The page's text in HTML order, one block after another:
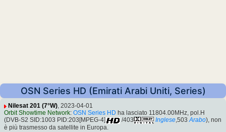
OSN Series HD (Emirati Arabi Uniti, Series)
Nilesat 201 (7°W), 2023-04-01
Orbit Showtime Network: OSN Series HD ha lasciato 11804.00MHz, pol.H
(DVB-S2 SID:1003 PID:203[MPEG-4]
/403 Inglese,503 Arabo), non
è più trasmesso da satellite in Europa.